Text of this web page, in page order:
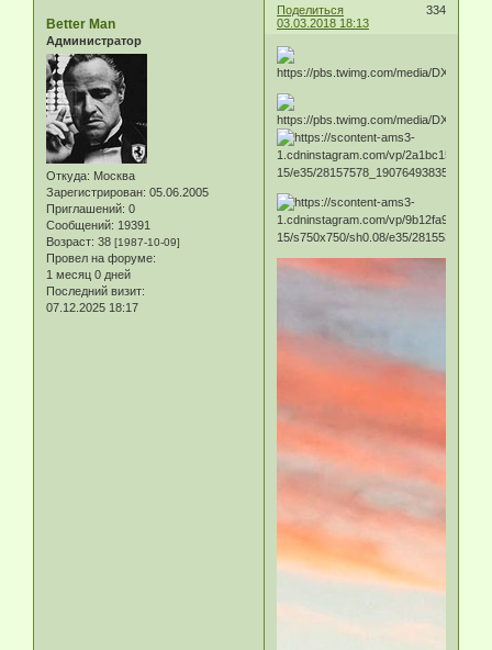
Поделиться
334
03.03.2018 18:13
Better Man
Администратор
Откуда: Москва
Зарегистрирован: 05.06.2005
Приглашений: 0
Сообщений: 19391
Возраст: 38 [1987-10-09]
Провел на форуме:
1 месяц 0 дней
Последний визит:
07.12.2025 18:17